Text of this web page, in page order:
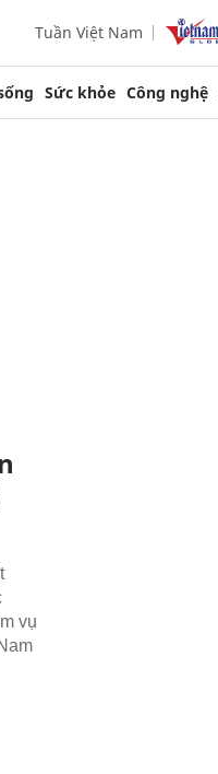
Tuần Việt Nam
Sức khỏe Công nghệ
vụ